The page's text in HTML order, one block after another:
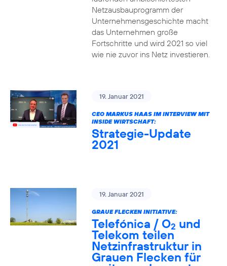
Netzausbauprogramm der
Unternehmensgeschichte macht
das Unternehmen große
Fortschritte und wird 2021 so viel
wie nie zuvor ins Netz investieren.
19. Januar 2021
CEO MARKUS HAAS IM INTERVIEW MIT
INSIDE WIRTSCHAFT:
Strategie-Update
2021
19. Januar 2021
GRAUE FLECKEN INITIATIVE:
Telefónica / O2 und
Telekom teilen
Netzinfrastruktur in
Grauen Flecken für